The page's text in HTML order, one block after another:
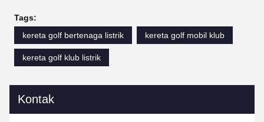
Tags:
kereta golf bertenaga listrik
kereta golf mobil klub
kereta golf klub listrik
Kontak